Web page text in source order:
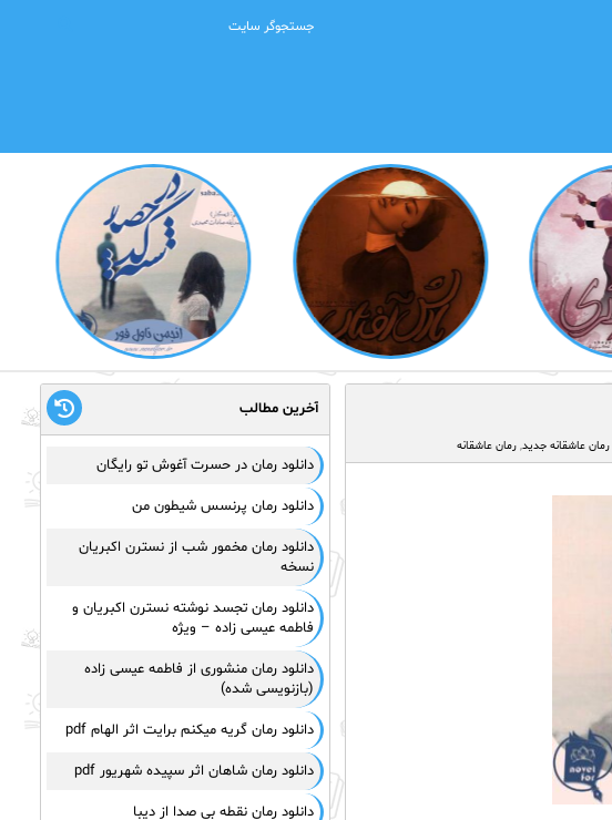
رمان عاشقانه جدید, رمان عاشقانه
آخرین مطالب
دانلود رمان در حسرت آغوش تو رایگان
دانلود رمان پرنسس شیطون من
دانلود رمان مخمور شب از نسترن اکبریان
نسخه
دانلود رمان تجسد نوشته نسترن اکبریان و
فاطمه عیسی زاده – ویژه
دانلود رمان منشوری از فاطمه عیسی زاده
(بازنویسی شده)
دانلود رمان گریه میکنم برایت اثر الهام pdf
دانلود رمان شاهان اثر سپیده شهریور pdf
دانلود رمان نقطه بی صدا از دیبا